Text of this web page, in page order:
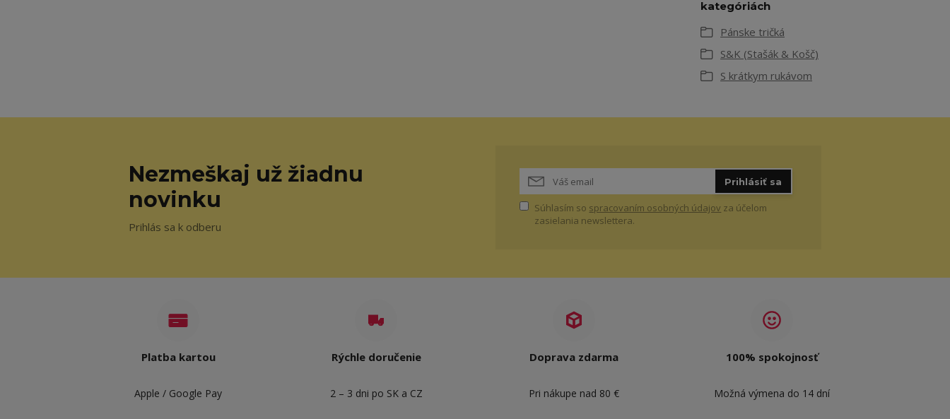
kategóriách
Pánske tričká
S&K (Stašák & Košč)
S krátkym rukávom
Nezmeškaj už žiadnu
novinku
Prihlás sa k odberu
Prihlásiť sa
Súhlasím so spracovaním osobných údajov za účelom
zasielania newslettera.
Platba kartou
Apple / Google Pay
Rýchle doručenie
2 – 3 dni po SK a CZ
Doprava zdarma
Pri nákupe nad 80 €
100% spokojnosť
Možná výmena do 14 dní